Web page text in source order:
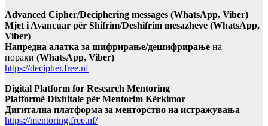
Advanced Cipher/Deciphering messages (WhatsApp, Viber)
Mjet i Avancuar për Shifrim/Deshifrim mesazheve (WhatsApp,
Viber)
Напредна алатка за шифрирање/дешифрирање на
пораки (WhatsApp, Viber)
https://decipher.free.nf
Digital Platform for Research Mentoring
Platformë Dixhitale për Mentorim Kërkimor
Дигитална платформа за менторство на истражувања
https://mentoring.free.nf/